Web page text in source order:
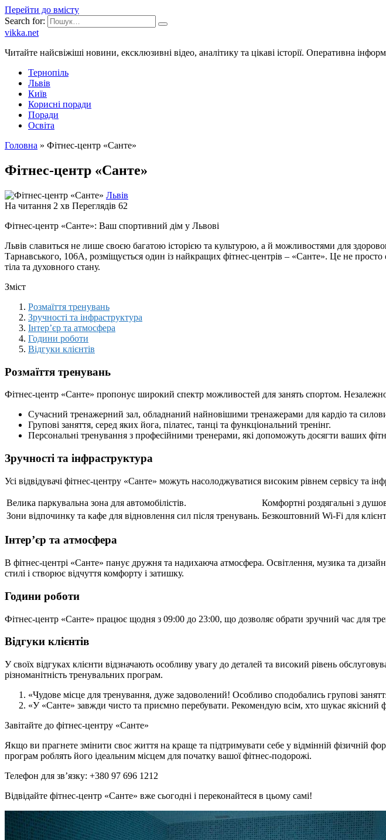
Перейти до вмісту
Search for:
vikka.net
Читайте найсвіжіші новини, ексклюзивні відео, аналітику та цікаві історії. Оперативна
Тернопіль
Львів
Київ
Корисні поради
Поради
Освіта
Головна » Фітнес-центр «Санте»
Фітнес-центр «Санте»
Львів
На читання 2 хв Переглядів 62
Фітнес-центр «Санте»: Ваш спортивний дім у Львові
Львів славиться не лише своєю багатою історією та культурою, а й можливостями для
Тарнавського, 106А, розміщується один із найкращих фітнес-центрів – «Санте». Це не
тіла та духовного стану.
Зміст
Розмаїття тренувань
Зручності та інфраструктура
Інтер’єр та атмосфера
Години роботи
Відгуки клієнтів
Розмаїття тренувань
Фітнес-центр «Санте» пропонує широкий спектр можливостей для занять спортом.
Сучасний тренажерний зал, обладнаний найновішими тренажерами для кардіо та
Групові заняття, серед яких йога, пілатес, танці та функціональний тренінг.
Персональні тренування з професійними тренерами, які допоможуть досягти ваших
Зручності та інфраструктура
Усі відвідувачі фітнес-центру «Санте» можуть насолоджуватися високим рівнем сервісу та
Велика паркувальна зона для автомобілістів.
Комфортні роздягальні з
Зони відпочинку та кафе для відновлення сил після тренувань. Безкоштовний Wi-Fi для
Інтер’єр та атмосфера
В фітнес-центрі «Санте» панує дружня та надихаюча атмосфера. Освітлення, музика та
стилі і створює відчуття комфорту і затишку.
Години роботи
Фітнес-центр «Санте» працює щодня з 09:00 до 23:00, що дозволяє обрати зручний час для
Відгуки клієнтів
У своїх відгуках клієнти відзначають особливу увагу до деталей та високий рівень
різноманітність тренувальних програм.
«Чудове місце для тренування, дуже задоволений! Особливо сподобались групові
«У «Санте» завжди чисто та приємно перебувати. Рекомендую всім, хто шукає якісний
Завітайте до фітнес-центру «Санте»
Якщо ви прагнете змінити своє життя на краще та підтримувати себе у відмінній фізичній
програм роблять його ідеальним місцем для початку вашої фітнес-подорожі.
Телефон для зв’язку: +380 97 696 1212
Відвідайте фітнес-центр «Санте» вже сьогодні і переконайтеся в цьому самі!